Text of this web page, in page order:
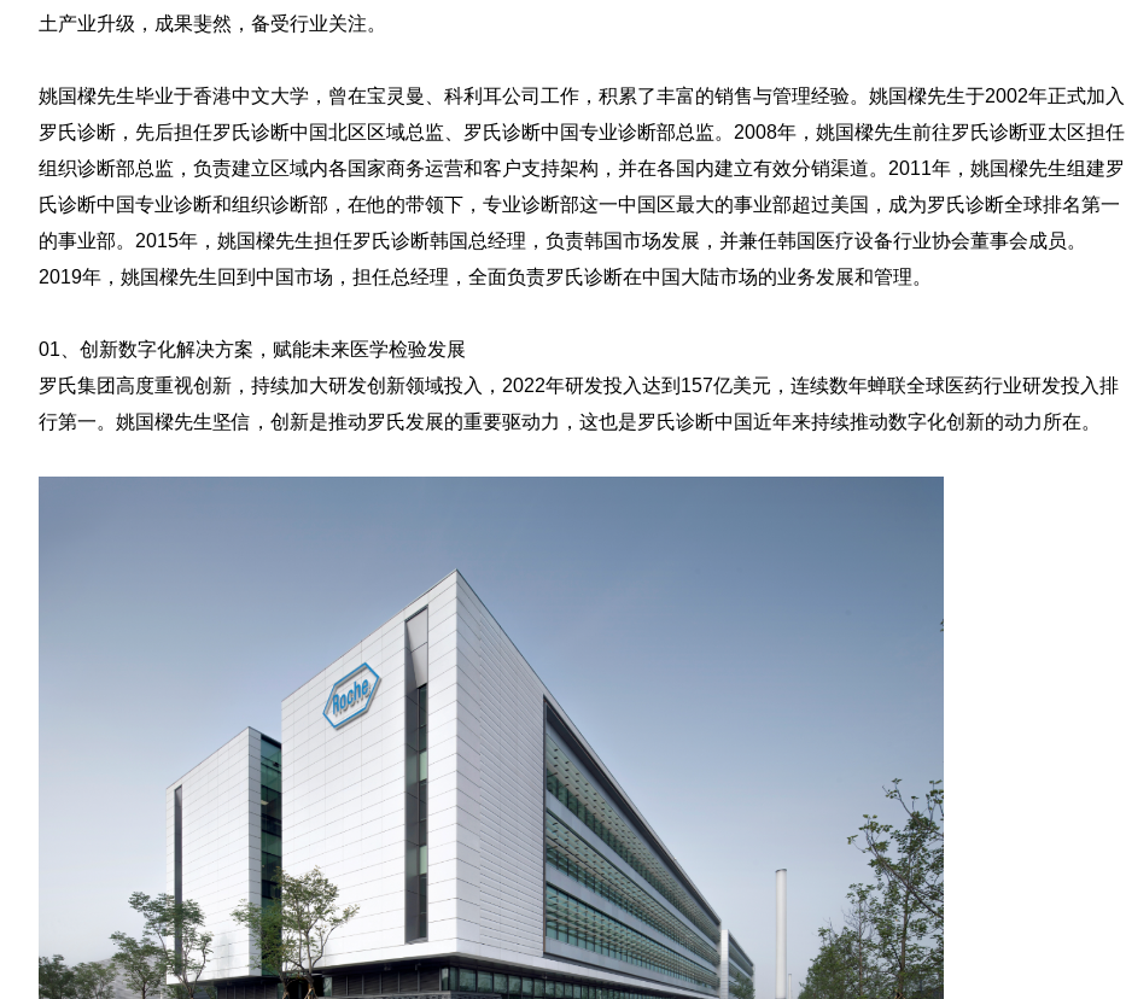
土产业升级，成果斐然，备受行业关注。
姚国樑先生毕业于香港中文大学，曾在宝灵曼、科利耳公司工作，积累了丰富的销售与管理经验。姚国樑先生于2002年正式加入
罗氏诊断，先后担任罗氏诊断中国北区区域总监、罗氏诊断中国专业诊断部总监。2008年，姚国樑先生前往罗氏诊断亚太区担任
组织诊断部总监，负责建立区域内各国家商务运营和客户支持架构，并在各国内建立有效分销渠道。2011年，姚国樑先生组建罗
氏诊断中国专业诊断和组织诊断部，在他的带领下，专业诊断部这一中国区最大的事业部超过美国，成为罗氏诊断全球排名第一
的事业部。2015年，姚国樑先生担任罗氏诊断韩国总经理，负责韩国市场发展，并兼任韩国医疗设备行业协会董事会成员。
2019年，姚国樑先生回到中国市场，担任总经理，全面负责罗氏诊断在中国大陆市场的业务发展和管理。
01、 创新数字化解决方案，赋能未来医学检验发展
罗氏集团高度重视创新，持续加大研发创新领域投入，2022年研发投入达到157亿美元，连续数年蝉联全球医药行业研发投入排
行第一。姚国樑先生坚信，创新是推动罗氏发展的重要驱动力，这也是罗氏诊断中国近年来持续推动数字化创新的动力所在。